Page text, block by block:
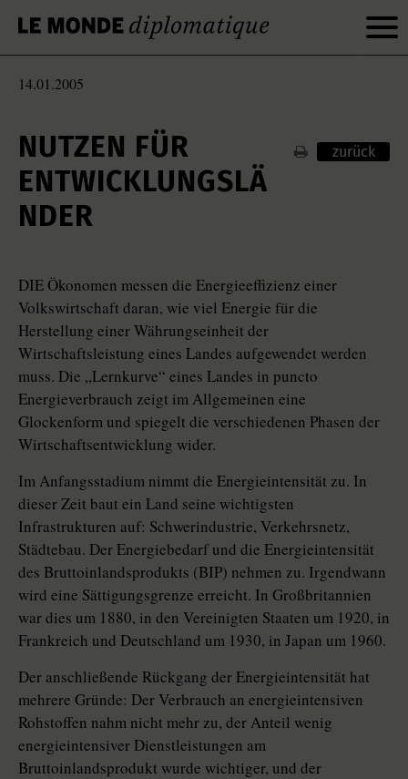
14.01.2005
NUTZEN FÜR
ENTWICKLUNGSLÄ
NDER
zurück
DIE Ökonomen messen die Energieeffizienz einer
Volkswirtschaft daran, wie viel Energie für die
Herstellung einer Währungseinheit der
Wirtschaftsleistung eines Landes aufgewendet werden
muss. Die „Lernkurve“ eines Landes in puncto
Energieverbrauch zeigt im Allgemeinen eine
Glockenform und spiegelt die verschiedenen Phasen der
Wirtschaftsentwicklung wider.
Im Anfangsstadium nimmt die Energieintensität zu. In
dieser Zeit baut ein Land seine wichtigsten
Infrastrukturen auf: Schwerindustrie, Verkehrsnetz,
Städtebau. Der Energiebedarf und die Energieintensität
des Bruttoinlandsprodukts (BIP) nehmen zu. Irgendwann
wird eine Sättigungsgrenze erreicht. In Großbritannien
war dies um 1880, in den Vereinigten Staaten um 1920, in
Frankreich und Deutschland um 1930, in Japan um 1960.
Der anschließende Rückgang der Energieintensität hat
mehrere Gründe: Der Verbrauch an energieintensiven
Rohstoffen nahm nicht mehr zu, der Anteil wenig
energieintensiver Dienstleistungen am
Bruttoinlandsprodukt wurde wichtiger, und der